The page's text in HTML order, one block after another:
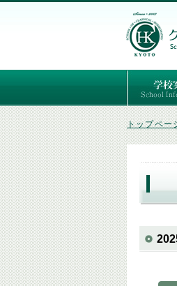
ごあいさ
３つの基
講師紹介
国際セミ
ある日の
推薦者の
よくある
予定表
トップペー